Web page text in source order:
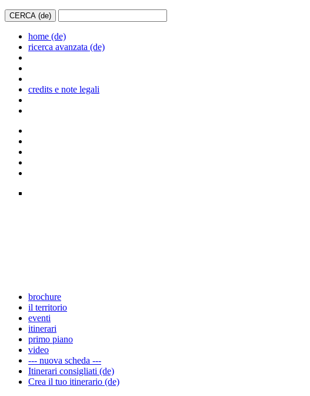
home (de)
ricerca avanzata (de)
credits e note legali
brochure
il territorio
eventi
itinerari
primo piano
video
--- nuova scheda ---
Itinerari consigliati (de)
Crea il tuo itinerario (de)